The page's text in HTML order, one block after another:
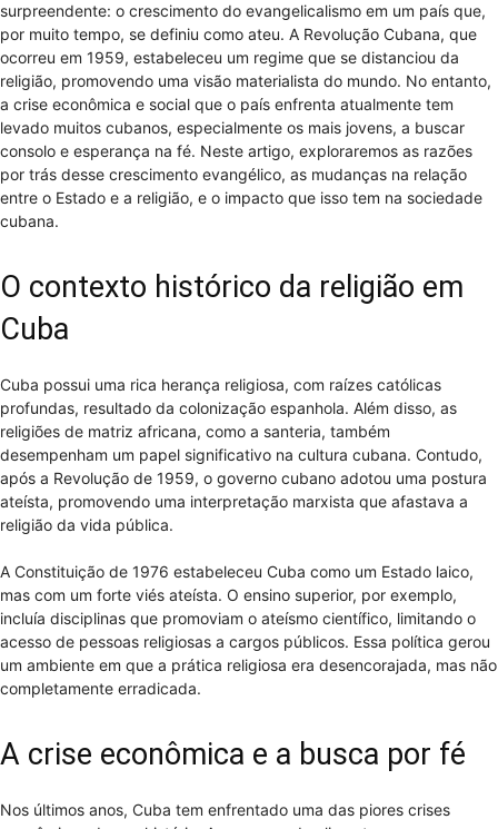
surpreendente: o crescimento do evangelicalismo em um país que,
por muito tempo, se definiu como ateu. A Revolução Cubana, que
ocorreu em 1959, estabeleceu um regime que se distanciou da
religião, promovendo uma visão materialista do mundo. No entanto,
a crise econômica e social que o país enfrenta atualmente tem
levado muitos cubanos, especialmente os mais jovens, a buscar
consolo e esperança na fé. Neste artigo, exploraremos as razões
por trás desse crescimento evangélico, as mudanças na relação
entre o Estado e a religião, e o impacto que isso tem na sociedade
cubana.
O contexto histórico da religião em
Cuba
Cuba possui uma rica herança religiosa, com raízes católicas
profundas, resultado da colonização espanhola. Além disso, as
religiões de matriz africana, como a santeria, também
desempenham um papel significativo na cultura cubana. Contudo,
após a Revolução de 1959, o governo cubano adotou uma postura
ateísta, promovendo uma interpretação marxista que afastava a
religião da vida pública.
A Constituição de 1976 estabeleceu Cuba como um Estado laico,
mas com um forte viés ateísta. O ensino superior, por exemplo,
incluía disciplinas que promoviam o ateísmo científico, limitando o
acesso de pessoas religiosas a cargos públicos. Essa política gerou
um ambiente em que a prática religiosa era desencorajada, mas não
completamente erradicada.
A crise econômica e a busca por fé
Nos últimos anos, Cuba tem enfrentado uma das piores crises